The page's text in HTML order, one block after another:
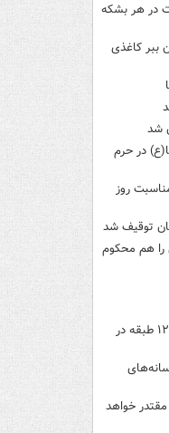
۸۳ دلار و ۵۵ سنت در هر بشکه
ببر کاغذی
در حرم
روز
را هم محکوم
آتش سوزی مهیب یک ساختمان ۱۲ طبقه در
مقتدر خواهد